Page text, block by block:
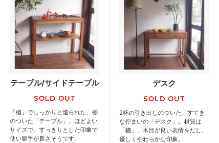
テーブル/サイドテーブル
SOLD OUT
「楢」でしっかりと造られた、棚
のついた「テーブル」。ほどよい
サイズで、すっきりとした印象で
使い勝手が良さそうです。
デスク
SOLD OUT
2杯の引き出しのついた、すてき
な佇まいの「デスク」。材質は
「楢」、木目が良い表情をだし、
優しくやわらかな印象。